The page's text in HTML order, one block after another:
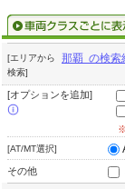
[エリアから
検索]
那覇 の検索
[オプションを追加]
[AT/MT選択]
その他